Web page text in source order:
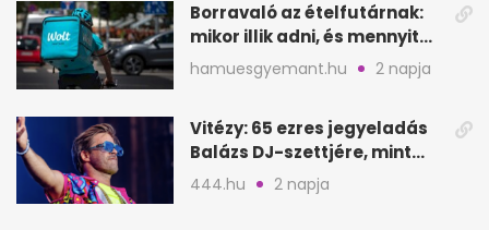
Borravaló az ételfutárnak:
mikor illik adni, és mennyit
rendeléskor?
hamuesgyemant.hu 2 napja
Vitézy: 65 ezres jegyeladás
Balázs DJ-szettjére, mint
metró nélküli Puskás-meccs
444.hu 2 napja